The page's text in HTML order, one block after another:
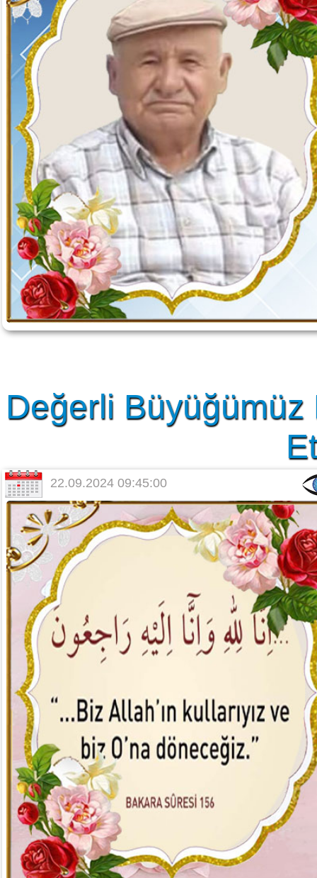
Değerli
22.09.2024 09:45:00